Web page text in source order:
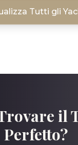
Tutti gli
il
Perfetto?